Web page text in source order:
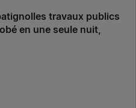
travaux publics
en une seule nuit,